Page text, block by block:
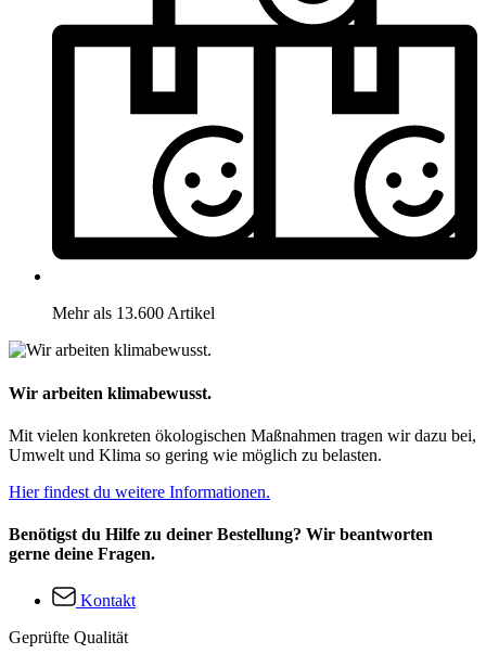
Mehr als 13.600 Artikel
Wir arbeiten klimabewusst.
Mit vielen konkreten ökologischen Maßnahmen tragen wir dazu bei,
Umwelt und Klima so gering wie möglich zu belasten.
Hier findest du weitere Informationen.
Benötigst du Hilfe zu deiner Bestellung? Wir beantworten
gerne deine Fragen.
Kontakt
Geprüfte Qualität